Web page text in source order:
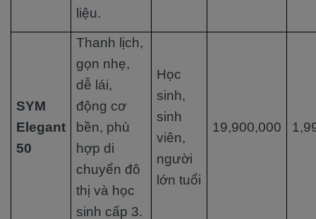
liệu.
SYM
Elegant
50
Thanh lịch,
gọn nhẹ,
dễ lái,
động cơ
bền, phù
hợp di
chuyển đô
thị và học
sinh cấp 3.
Học
sinh,
sinh
viên,
người
lớn tuổi
19,900,000